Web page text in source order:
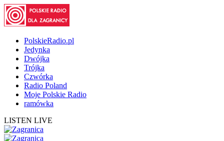
PolskieRadio.pl
Jedynka
Dwójka
Trójka
Czwórka
Radio Poland
Moje Polskie Radio
ramówka
LISTEN LIVE